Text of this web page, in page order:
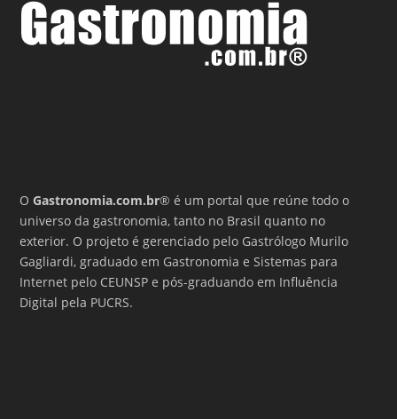
OGastronomia.com.br® é um portal que reúne todo o
universo da gastronomia, tanto no Brasil quanto no
exterior. O projeto é gerenciado pelo Gastrólogo Murilo
Gagliardi, graduado em Gastronomia e Sistemas para
Internet pelo CEUNSP e pós-graduando em Influência
Digital pela PUCRS.